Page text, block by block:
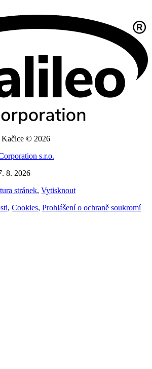
Kačice © 2026
s.r.o.
8. 2026
stránek, Vytisknout
, Cookies, Prohlášení o ochraně soukromí